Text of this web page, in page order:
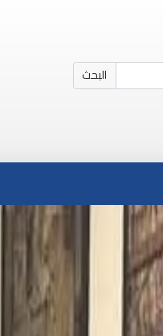
البحث